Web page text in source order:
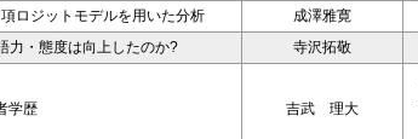
ロジットモデルを用いた分析 成澤雅寛
力・態度は向上したのか?
寺沢拓敬
学歴 吉武 理大